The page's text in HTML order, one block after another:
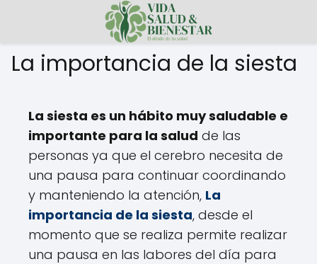
La importancia de la siesta
La siesta es un hábito muy saludable e
importante para la salud de las
personas ya que el cerebro necesita de
una pausa para continuar coordinando
y manteniendo la atención, La
importancia de la siesta, desde el
momento que se realiza permite realizar
una pausa en las labores del día para